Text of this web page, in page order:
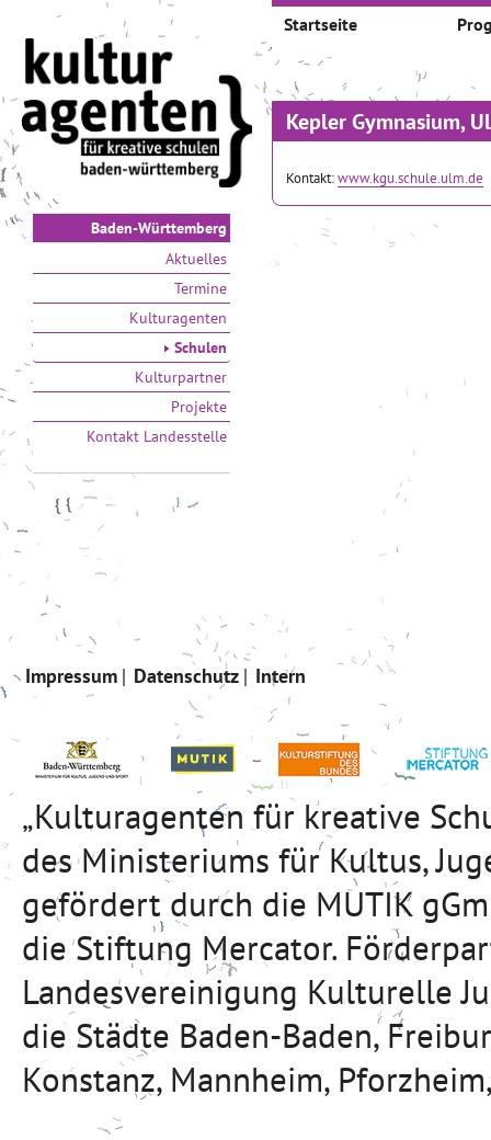
Baden-Württemberg
Aktuelles
Termine
Kulturagenten
Schulen
Kulturpartner
Projekte
Kontakt Landesstelle
Startseite
Kepler Gymnasium,
Kontakt:www.kgu.schule.ulm.de
Impressum Datenschutz Intern
„Kulturagenten für kreative
des Ministeriums für Kultus,
gefördert durch die MUTIK
die Stiftung Mercator.
Landesvereinigung Kulturelle
die Städte Baden-Baden,
Konstanz, Mannheim,